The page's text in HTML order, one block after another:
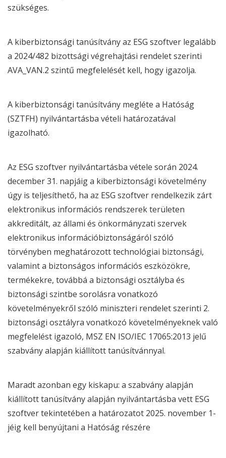
szükséges.
A kiberbiztonsági tanúsítvány az ESG szoftver legalább
a 2024/482 bizottsági végrehajtási rendelet szerinti
AVA_VAN.2 szintű megfelelését kell, hogy igazolja.
A kiberbiztonsági tanúsítvány megléte a Hatóság
(SZTFH) nyilvántartásba vételi határozatával
igazolható.
Az ESG szoftver nyilvántartásba vétele során 2024.
december 31. napjáig a kiberbiztonsági követelmény
úgy is teljesíthető, ha az ESG szoftver rendelkezik zárt
elektronikus információs rendszerek területen
akkreditált, az állami és önkormányzati szervek
elektronikus információbiztonságáról szóló
törvényben meghatározott technológiai biztonsági,
valamint a biztonságos információs eszközökre,
termékekre, továbbá a biztonsági osztályba és
biztonsági szintbe sorolásra vonatkozó
követelményekről szóló miniszteri rendelet szerinti 2.
biztonsági osztályra vonatkozó követelményeknek való
megfelelést igazoló, MSZ EN ISO/IEC 17065:2013 jelű
szabvány alapján kiállított tanúsítvánnyal.
Maradt azonban egy kiskapu: a szabvány alapján
kiállított tanúsítvány alapján nyilvántartásba vett ESG
szoftver tekintetében a határozatot 2025. november 1-
jéig kell benyújtani a Hatóság részére